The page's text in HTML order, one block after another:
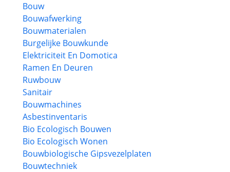
Bouw
Bouwafwerking
Bouwmaterialen
Burgelijke Bouwkunde
Elektriciteit En Domotica
Ramen En Deuren
Ruwbouw
Sanitair
Bouwmachines
Asbestinventaris
Bio Ecologisch Bouwen
Bio Ecologisch Wonen
Bouwbiologische Gipsvezelplaten
Bouwtechniek